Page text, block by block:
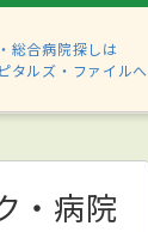
総合病院探しは
タルズ・ファイルへ
・病院